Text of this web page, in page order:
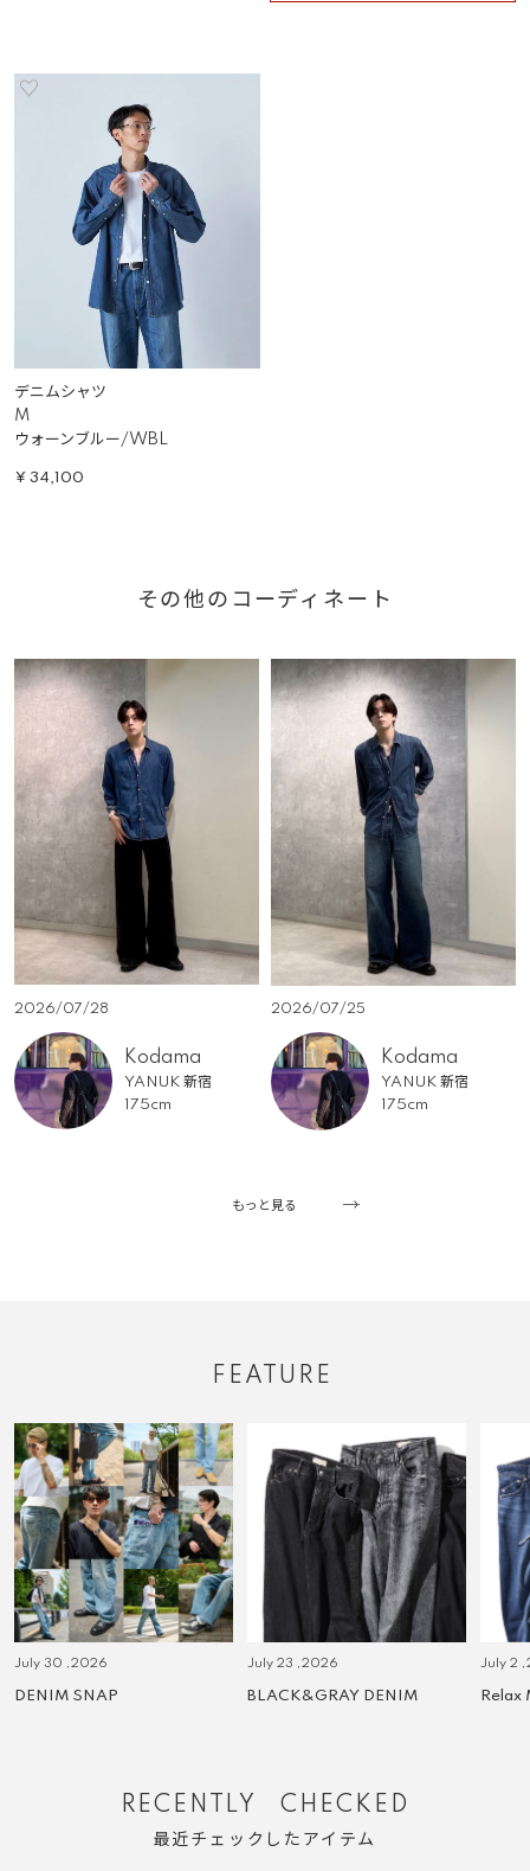
デニムシャツ
M
ウォーンブルー/WBL
¥ 34,100
その他のコーディネート
2026/07/28
Kodama
YANUK 新宿
175cm
2026/07/25
Kodama
YANUK 新宿
175cm
もっと見る
FEATURE
July 30 ,2026
DENIM SNAP
July 23 ,2026
BLACK&GRAY DENIM
July 2
Relax
RECENTLY CHECKED
最近チェックしたアイテム